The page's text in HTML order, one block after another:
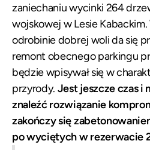
zaniechaniu wycinki 264
wojskowej w Lesie
odrobinie dobrej woli da się
remont obecnego parkingu
będzie wpisywał się w
przyrody. Jest jeszcze czas i
znaleźć rozwiązanie
zakończy się
po wyciętych w rezerwacie